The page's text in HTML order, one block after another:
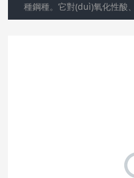
種鋼種。它對(duì)氧化性酸
體和奧氏體有益的性能，
蝕性能及良好抗硫化物應